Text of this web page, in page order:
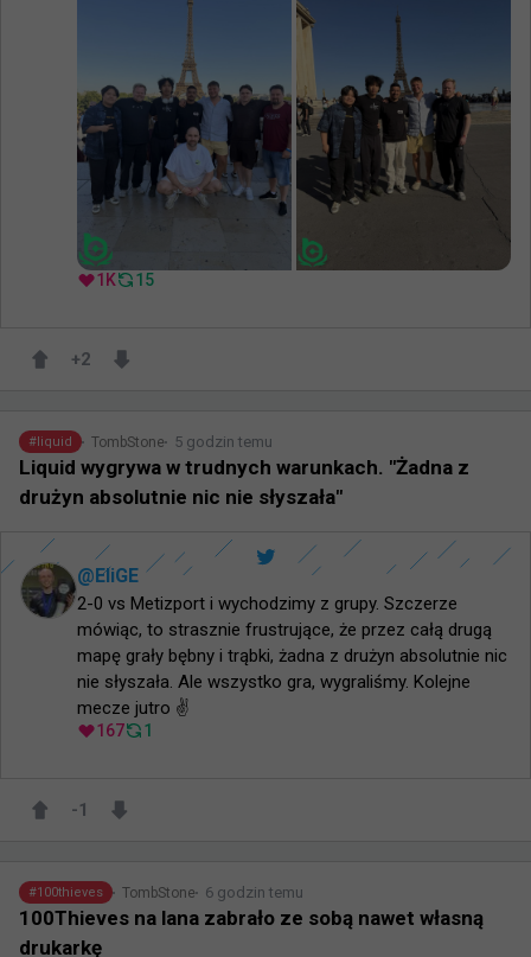
1K 15
+2
# liquid TombStone 5 godzin temu
Liquid wygrywa w trudnych warunkach. "Żadna z
drużyn absolutnie nic nie słyszała"
@ EliGE
2-0 vs Metizport i wychodzimy z grupy. Szczerze
mówiąc, to strasznie frustrujące, że przez całą drugą
mapę grały bębny i trąbki, żadna z drużyn absolutnie nic
nie słyszała. Ale wszystko gra, wygraliśmy. Kolejne
mecze jutro ✌️
167 1
-1
#100thieves TombStone 6 godzin temu
100Thieves na lana zabrało ze sobą nawet własną
drukarkę